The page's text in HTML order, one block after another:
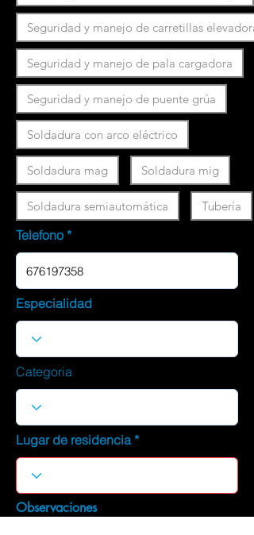
Seguridad y manejo de carretillas
Seguridad y manejo de pala cargadora
Seguridad y manejo de puente grúa
Soldadura con arco eléctrico
Soldadura mag Soldadura mig
Soldadura semiautomática Tubería
Telefono
Especialidad
Categoria
Lugar de residencia
Observaciones